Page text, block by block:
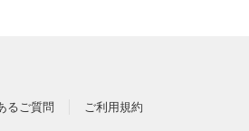
るご質問 ご利用規約